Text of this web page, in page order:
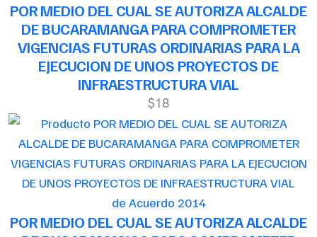
POR MEDIO DEL CUAL SE AUTORIZA ALCALDE
DE BUCARAMANGA PARA COMPROMETER
VIGENCIAS FUTURAS ORDINARIAS PARA LA
EJECUCION DE UNOS PROYECTOS DE
INFRAESTRUCTURA VIAL
$18
de Acuerdo 2014
POR MEDIO DEL CUAL SE AUTORIZA ALCALDE